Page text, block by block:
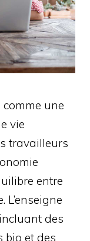
comme une
vie
travailleurs
entre
des
bio et des